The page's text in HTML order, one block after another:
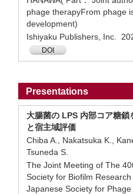
phage therapyFrom phage
development)
Ishiyaku Publishers, Inc.
DOI
Presentations
大腸菌の LPS 内部コア糖
と宿主域評価
Chiba A., Nakatsuka K.,
Tsuneda S.
The Joint Meeting of The
Society for Biofilm
Japanese Society for